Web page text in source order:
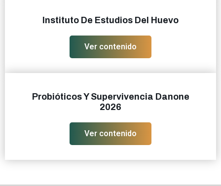
Instituto De Estudios Del Huevo
Ver contenido
Probióticos Y Supervivencia Danone
2026
Ver contenido